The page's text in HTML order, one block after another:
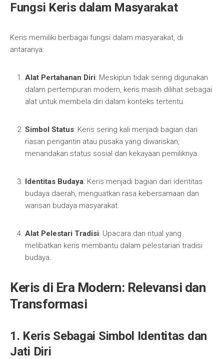
Fungsi Keris dalam Masyarakat
Keris memiliki berbagai fungsi dalam masyarakat, di
antaranya:
Alat Pertahanan Diri: Meskipun tidak sering digunakan
dalam pertempuran modern, keris masih dilihat sebagai
alat untuk membela diri dalam konteks tertentu.
Simbol Status: Keris sering kali menjadi bagian dari
riasan pengantin atau pusaka yang diwariskan,
menandakan status sosial dan kekayaan pemiliknya.
Identitas Budaya: Keris menjadi bagian dari identitas
budaya daerah, menguatkan rasa kebersamaan dan
warisan budaya masyarakat.
Alat Pelestari Tradisi: Upacara dan ritual yang
melibatkan keris membantu dalam pelestarian tradisi
budaya.
Keris di Era Modern: Relevansi dan
Transformasi
1. Keris Sebagai Simbol Identitas dan
Jati Diri